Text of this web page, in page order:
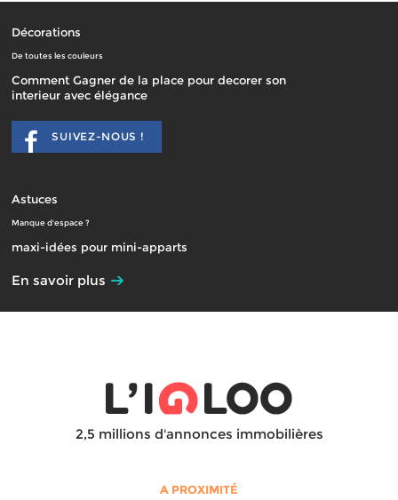
Décorations
De toutes les couleurs
Comment Gagner de la place pour decorer son
interieur avec élégance
SUIVEZ-NOUS !
Astuces
Manque d'espace ?
maxi-idées pour mini-apparts
En savoir plus
2,5 millions d'annonces immobilières
A PROXIMITÉ